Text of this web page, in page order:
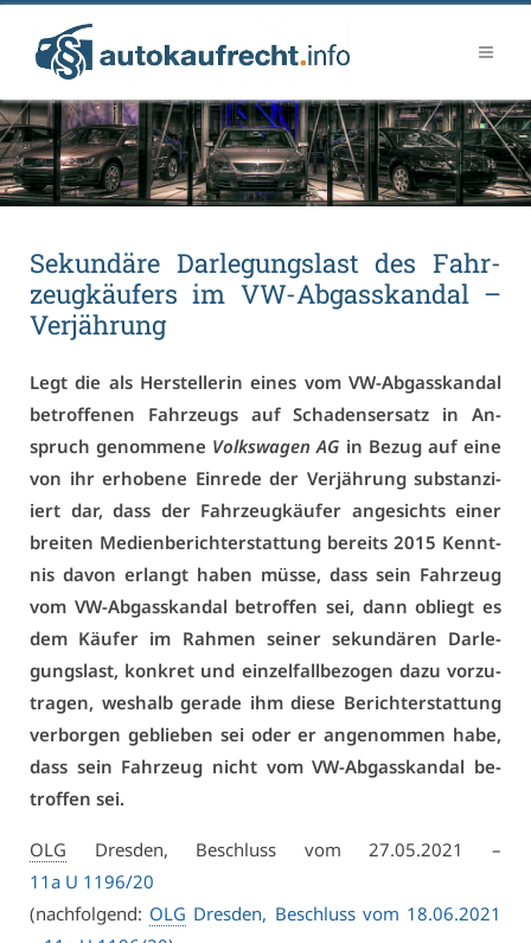
Se­kun­dä­re Dar­le­gungs­last des Fahr­
zeug­käu­fers im VW-Ab­gas­skan­dal –
Ver­jäh­rung
Legt die als Her­stel­le­rin ei­nes vom VW-Ab­gas­skan­dal
be­trof­fe­nen Fahr­zeugs auf Scha­dens­er­satz in An­
spruch ge­nom­me­ne Volks­wa­gen AG in Be­zug auf ei­ne
von ihr er­ho­be­ne Ein­re­de der Ver­jäh­rung sub­stan­zi­
iert dar, dass der Fahr­zeug­käu­fer an­ge­sichts ei­ner
brei­ten Me­di­en­be­richt­er­stat­tung be­reits 2015 Kennt­
nis da­von er­langt ha­ben müs­se, dass sein Fahr­zeug
vom VW-Ab­gas­skan­dal be­trof­fen sei, dann ob­liegt es
dem Käu­fer im Rah­men sei­ner se­kun­dä­ren Dar­le­
gungs­last, kon­kret und ein­zel­fall­be­zo­gen da­zu vor­zu­
tra­gen, wes­halb ge­ra­de ihm die­se Be­richt­er­stat­tung
ver­bor­gen ge­blie­ben sei oder er an­ge­nom­men ha­be,
dass sein Fahr­zeug nicht vom VW-Ab­gas­skan­dal be­
trof­fen sei.
OLG Dres­den, Be­schluss vom 27.05.2021 –
11a U 1196/20
(nach­fol­gend: OLG Dres­den, Be­schluss vom 18.06.2021